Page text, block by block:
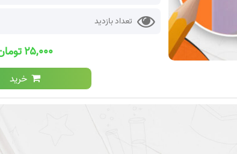
تعداد بازدید
۲۵,۰۰۰ تومان
خرید